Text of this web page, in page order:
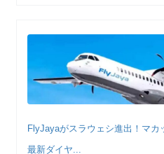
FlyJayaがスラウェシ進出！マカ
最新ダイヤ...